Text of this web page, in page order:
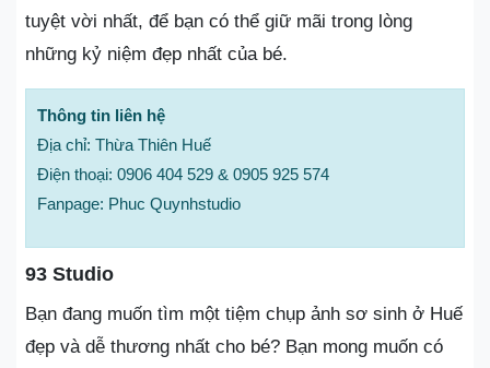
tuyệt vời nhất, để bạn có thể giữ mãi trong lòng
những kỷ niệm đẹp nhất của bé.
Thông tin liên hệ
Địa chỉ: Thừa Thiên Huế
Điện thoại: 0906 404 529 & 0905 925 574
Fanpage: Phuc Quynhstudio
93 Studio
Bạn đang muốn tìm một tiệm chụp ảnh sơ sinh ở Huế
đẹp và dễ thương nhất cho bé? Bạn mong muốn có